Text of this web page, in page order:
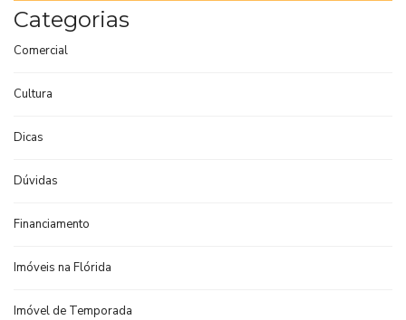
Categorias
Comercial
Cultura
Dicas
Dúvidas
Financiamento
Imóveis na Flórida
Imóvel de Temporada